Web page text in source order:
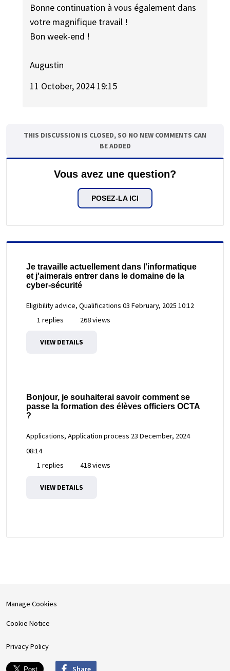
Bonne continuation à vous également dans
votre magnifique travail !
Bon week-end !
Augustin
11 October, 2024 19:15
THIS DISCUSSION IS CLOSED, SO NO NEW COMMENTS CAN
BE ADDED
Vous avez une question?
POSEZ-LA ICI
Je travaille actuellement dans l'informatique
et j'aimerais entrer dans le domaine de la
cyber-sécurité
Eligibility advice, Qualifications 03 February, 2025 10:12
1 replies
268 views
VIEW DETAILS
Bonjour, je souhaiterai savoir comment se
passe la formation des élèves officiers OCTA
?
Applications, Application process 23 December, 2024
08:14
1 replies
418 views
VIEW DETAILS
Manage Cookies
Cookie Notice
Privacy Policy
Share